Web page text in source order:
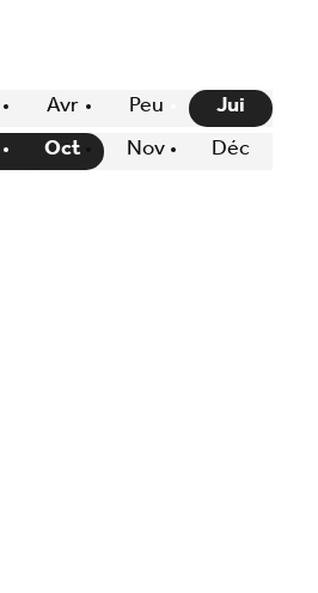
Avr Peu
Jui
Oct Nov Déc